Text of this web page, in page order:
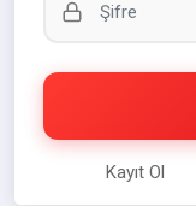
Kayıt Ol